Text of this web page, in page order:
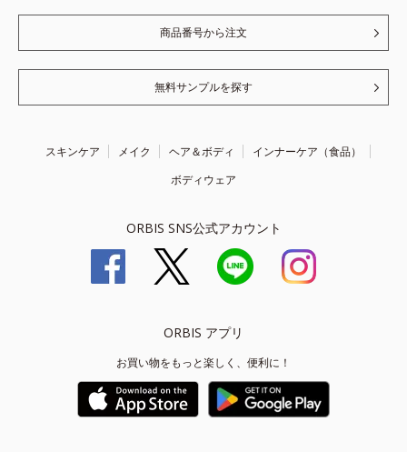
商品番号から注文
無料サンプルを探す
スキンケア メイク ヘア＆ボディ
インナーケア（食品）
ボディウェア
ORBIS SNS公式アカウント
ORBIS アプリ
お買い物をもっと楽しく、便利に！